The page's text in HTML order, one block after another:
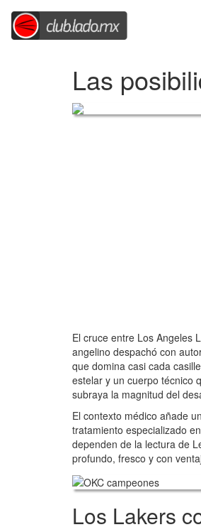
Las
El cruce entre Los Angeles
angelino despachó con
que domina casi cada
estelar y un cuerpo técnico
subraya la magnitud del
El contexto médico añade
tratamiento especializado
dependen de la lectura de
profundo, fresco y con
Los Lakers